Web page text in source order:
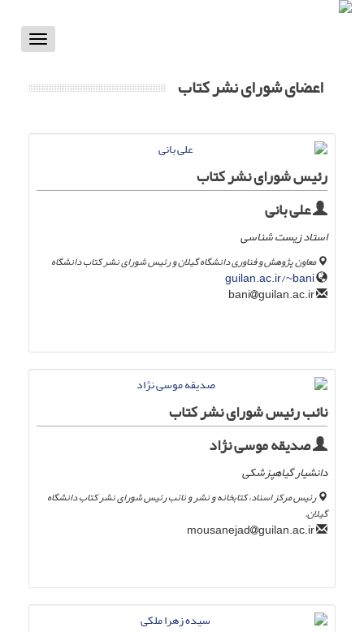
Toggle
اعضای شورای نشر کتاب
رئیس شورای نشر کتاب
علی بانی
استاد زیست شناسی
معاون پژوهش و فناوری دانشگاه گیلان و رئیس شورای نشر کتاب دانشگاه
guilan.ac.ir/~bani
guilan.ac.ir
نائب رئیس شورای نشر کتاب
صدیقه موسی نژاد
دانشیار گیاهپزشکی
رئیس مرکز اسناد، کتابخانه و نشر و نائب رئیس شورای نشر کتاب دانشگاه
گیلان.
guilan.ac.ir